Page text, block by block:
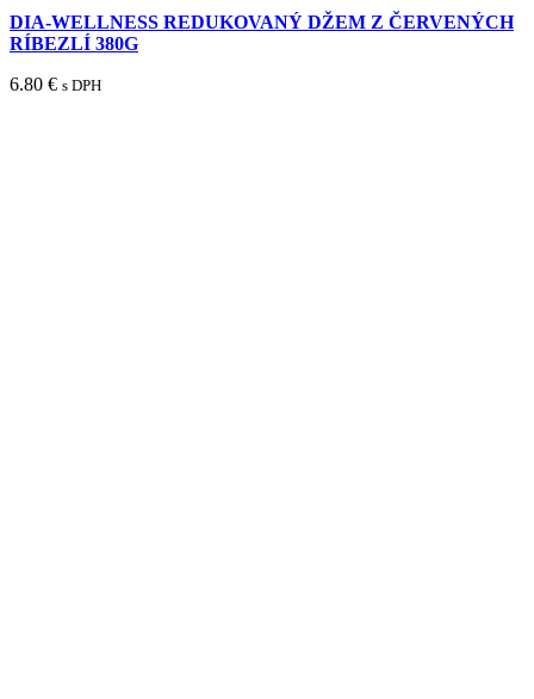
DIA-WELLNESS REDUKOVANÝ DŽEM Z ČERVENÝCH
RÍBEZLÍ 380G
6.80 € s DPH